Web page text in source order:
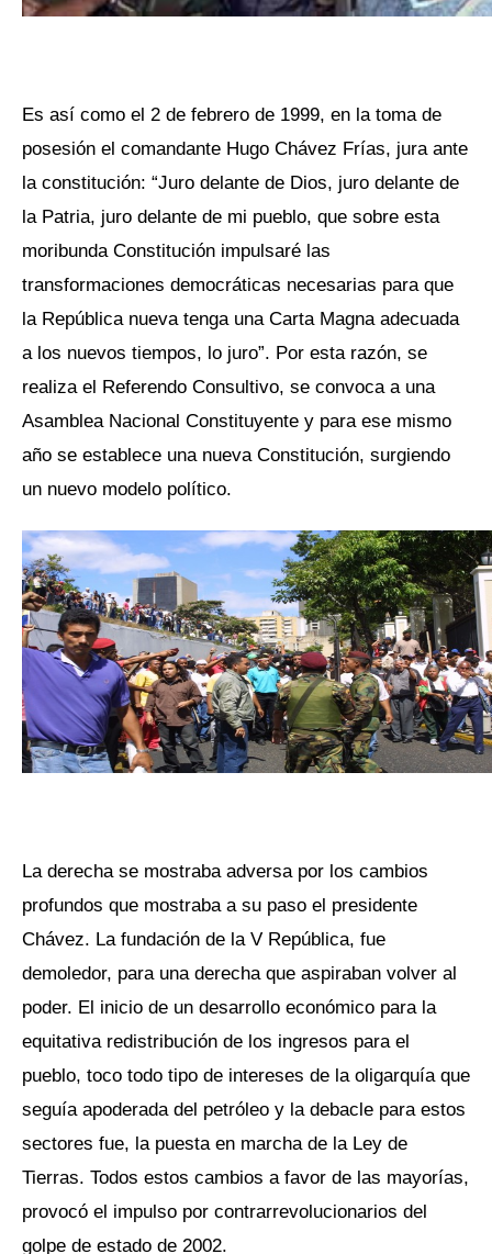
Es así como el 2 de febrero de 1999, en la toma de
posesión el comandante Hugo Chávez Frías, jura ante
la constitución: “Juro delante de Dios, juro delante de
la Patria, juro delante de mi pueblo, que sobre esta
moribunda Constitución impulsaré las
transformaciones democráticas necesarias para que
la República nueva tenga una Carta Magna adecuada
a los nuevos tiempos, lo juro”. Por esta razón, se
realiza el Referendo Consultivo, se convoca a una
Asamblea Nacional Constituyente y para ese mismo
año se establece una nueva Constitución, surgiendo
un nuevo modelo político.
La derecha se mostraba adversa por los cambios
profundos que mostraba a su paso el presidente
Chávez. La fundación de la V República, fue
demoledor, para una derecha que aspiraban volver al
poder. El inicio de un desarrollo económico para la
equitativa redistribución de los ingresos para el
pueblo, toco todo tipo de intereses de la oligarquía que
seguía apoderada del petróleo y la debacle para estos
sectores fue, la puesta en marcha de la Ley de
Tierras. Todos estos cambios a favor de las mayorías,
provocó el impulso por contrarrevolucionarios del
golpe de estado de 2002.